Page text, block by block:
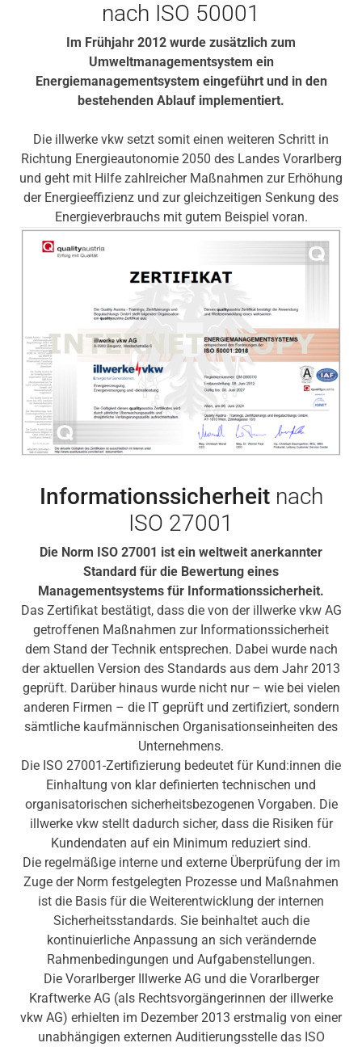
nach ISO 50001
Im Frühjahr 2012 wurde zusätzlich zum
Umweltmanagementsystem ein
Energiemanagementsystem eingeführt und in den
bestehenden Ablauf implementiert.
Die illwerke vkw setzt somit einen weiteren Schritt in
Richtung Energieautonomie 2050 des Landes Vorarlberg
und geht mit Hilfe zahlreicher Maßnahmen zur Erhöhung
der Energieeffizienz und zur gleichzeitigen Senkung des
Energieverbrauchs mit gutem Beispiel voran.
Informationssicherheitnach
ISO 27001
Die Norm ISO 27001 ist ein weltweit anerkannter
Standard für die Bewertung eines
Managementsystems für Informationssicherheit.
Das Zertifikat bestätigt, dass die von der illwerke vkw AG
getroffenen Maßnahmen zur Informationssicherheit
dem Stand der Technik entsprechen. Dabei wurde nach
der aktuellen Version des Standards aus dem Jahr 2013
geprüft. Darüber hinaus wurde nicht nur – wie bei vielen
anderen Firmen – die IT geprüft und zertifiziert, sondern
sämtliche kaufmännischen Organisationseinheiten des
Unternehmens.
Die ISO 27001-Zertifizierung bedeutet für Kund:innen die
Einhaltung von klar definierten technischen und
organisatorischen sicherheitsbezogenen Vorgaben. Die
illwerke vkw stellt dadurch sicher, dass die Risiken für
Kundendaten auf ein Minimum reduziert sind.
Die regelmäßige interne und externe Überprüfung der im
Zuge der Norm festgelegten Prozesse und Maßnahmen
ist die Basis für die Weiterentwicklung der internen
Sicherheitsstandards. Sie beinhaltet auch die
kontinuierliche Anpassung an sich verändernde
Rahmenbedingungen und Aufgabenstellungen.
Die Vorarlberger Illwerke AG und die Vorarlberger
Kraftwerke AG (als Rechtsvorgängerinnen der illwerke
vkw AG) erhielten im Dezember 2013 erstmalig von einer
unabhängigen externen Auditierungsstelle das ISO